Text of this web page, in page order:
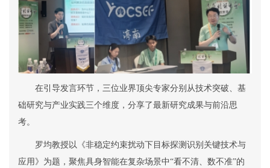
在引导发言环节，三位业界顶尖专家分别从技术突破、基
础研究与产业实践三个维度，分享了最新研究成果与前沿思
考。
罗均教授以《非稳定约束扰动下目标探测识别关键技术与
应用》为题，聚焦具身智能在复杂场景中“看不清、数不准”的